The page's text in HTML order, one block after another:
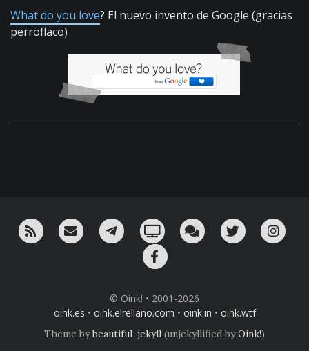
What do you love? El nuevo invento de Google (gracias
perroflaco)
RSS ¡Mándame un email!¡Nuestro canal en Telegram!
Oink! TV Charla con nosotros
Twitter
© Oink! • 2001-2026
oink.es • oink.elrellano.com • oink.in • oink.wtf
Theme bybeautiful-jekyll (unjekyllified byOink!)